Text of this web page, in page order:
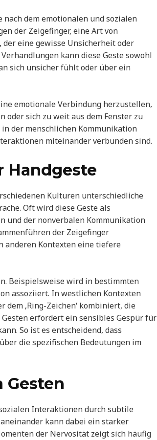
dem emotionalen und sozialen
der Zeigefinger, eine Art von
eine gewisse Unsicherheit oder
kann diese Geste sowohl
sich unsicher fühlt oder über ein
emotionale Verbindung herzustellen,
sich zu weit aus dem Fenster zu
der menschlichen Kommunikation
miteinander verbunden sind.
Handgeste
Kulturen unterschiedliche
Oft wird diese Geste als
und der nonverbalen Kommunikation
der Zeigefinger
anderen Kontexten eine tiefere
Beispielsweise wird in bestimmten
assoziiert. In westlichen Kontexten
dem ‚Ring-Zeichen‘ kombiniert, die
erfordert ein sensibles Gespür für
So ist es entscheidend, dass
die spezifischen Bedeutungen im
Gesten
Interaktionen durch subtile
kann dabei ein starker
der Nervosität zeigt sich häufig